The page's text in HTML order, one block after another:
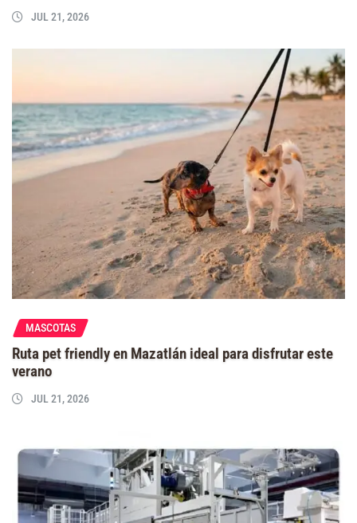
JUL 21, 2026
MASCOTAS
Ruta pet friendly en Mazatlán ideal para disfrutar este
verano
JUL 21, 2026